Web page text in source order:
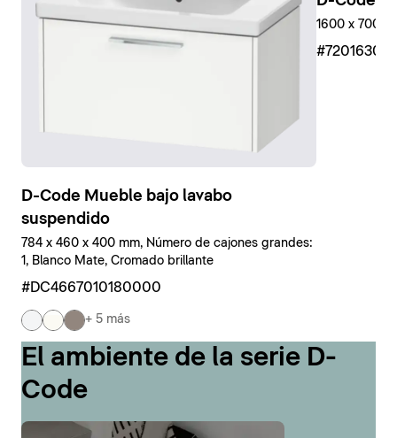
D-Code Mueble bajo lavabo
suspendido
784 x 460 x 400 mm, Número de cajones grandes:
1, Blanco Mate, Cromado brillante
#DC4667010180000
+ 5 más
1600 x 700
El ambiente de la serie D-
Code